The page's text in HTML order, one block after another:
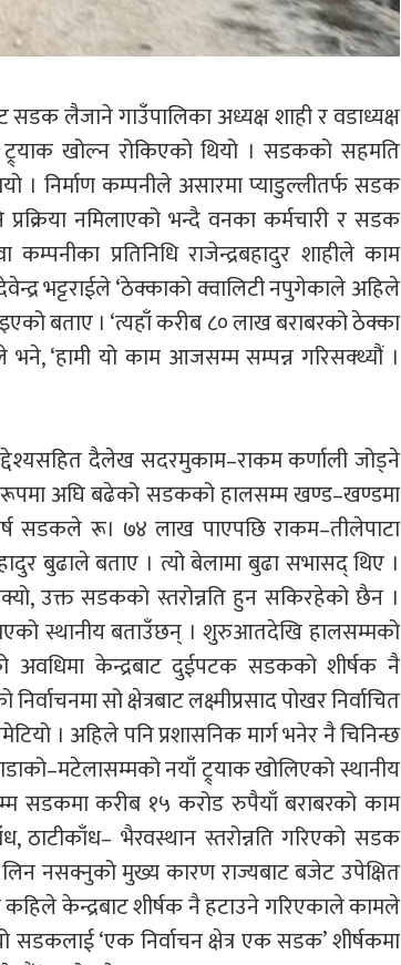
सडक लैजाने गाउँपालिका अध्यक्ष शाही र वडाध्यक्ष
खोल्न रोकिएको थियो । सडकको सहमति
। निर्माण कम्पनीले असारमा प्याडुल्लीतर्फ सडक
नमिलाएको भन्दै वनका कर्मचारी र सडक
कम्पनीका प्रतिनिधि राजेन्द्रबहादुर शाहीले काम
भट्टराईले ‘ठेक्काको क्वालिटी नपुगेकाले अहिले
बताए । ‘त्यहाँ करीब ८० लाख बराबरको ठेक्का
‘हामी यो काम आजसम्म सम्पन्न गरिसक्थ्यौं ।
दैलेख सदरमुकाम–राकम कर्णाली जोड्ने
रूपमा अघि बढेको सडकको हालसम्म खण्ड–खण्डमा
सडकले रू। ७४ लाख पाएपछि राकम–तीलेपाटा
बुढाले बताए । त्यो बेलामा बुढा सभासद् थिए ।
उक्त सडकको स्तरोन्नति हुन सकिरहेको छैन ।
स्थानीय बताउँछन् । शुरुआतदेखि हालसम्मको
अवधिमा केन्द्रबाट दुईपटक सडकको शीर्षक नै
सो क्षेत्रबाट लक्ष्मीप्रसाद पोखर निर्वाचित
। अहिले पनि प्रशासनिक मार्ग भनेर नै चिनिन्छ
नयाँ ट्र्याक खोलिएको स्थानीय
सडकमा करीब १५ करोड रुपैयाँ बराबरको काम
ठाटीकाँध– भैरवस्थान स्तरोन्नति गरिएको सडक
नसक्नुको मुख्य कारण राज्यबाट बजेट उपेक्षित
केन्द्रबाट शीर्षक नै हटाउने गरिएकाले कामले
‘एक निर्वाचन क्षेत्र एक सडक’ शीर्षकमा